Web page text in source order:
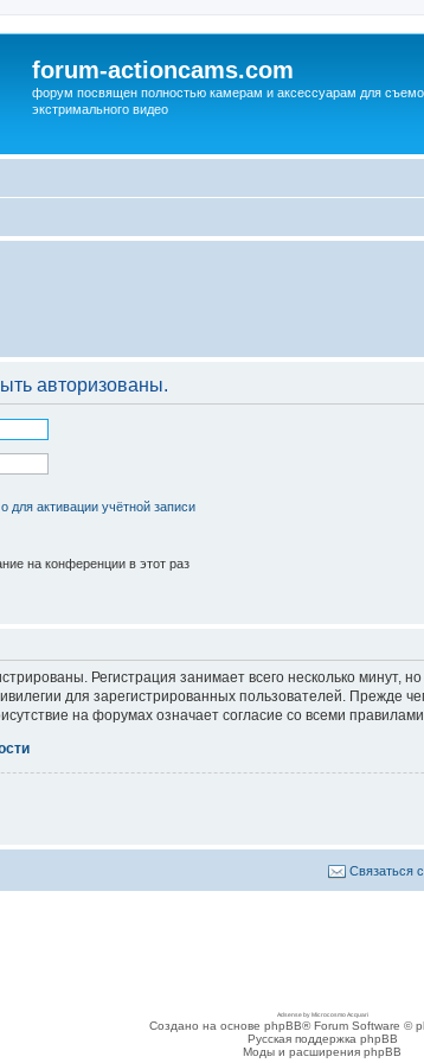
forum-actioncams.com
форум посвящен полностью камерам и аксессуарам для
экстримального видео
авторизованы.
для активации учётной записи
на конференции в этот раз
Регистрация занимает всего несколько
для зарегистрированных пользователей. Прежде
на форумах означает согласие со всеми правилами.
Связаться
Adsense by Microcosmo Acquari
Создано на основе phpBB® Forum Software ©
Русская поддержка phpBB
Моды и расширения phpBB